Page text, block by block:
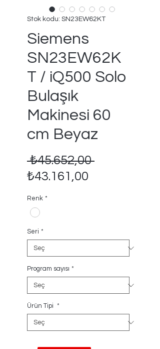
Stok kodu: SN23EW62KT
Siemens
SN23EW62K
T / iQ500 Solo
Bulaşık
Makinesi 60
cm Beyaz
₺45.652,00 Normal
₺43.161,00
Renk *
Seri *
Program sayısı *
Ürün Tipi *